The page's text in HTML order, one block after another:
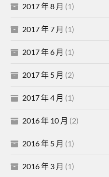
2017 年 8 月 (1)
2017 年 7 月 (1)
2017 年 6 月 (1)
2017 年 5 月 (2)
2017 年 4 月 (1)
2016 年 10 月 (2)
2016 年 5 月 (1)
2016 年 3 月 (1)